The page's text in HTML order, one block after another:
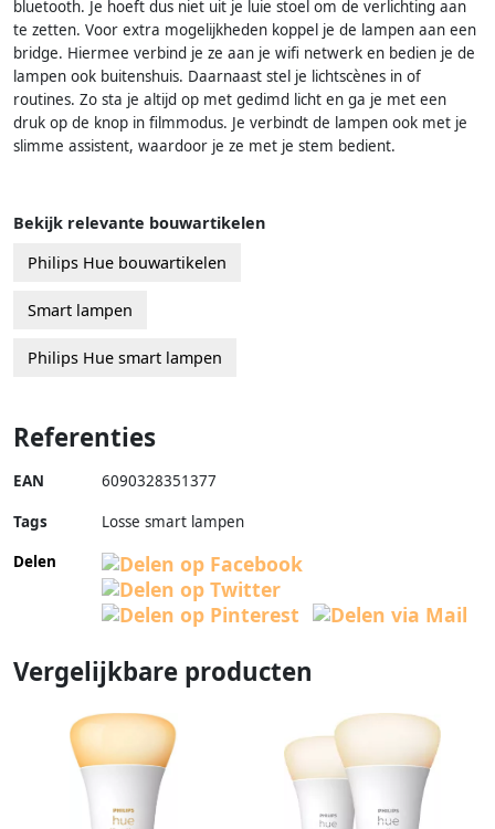
bluetooth. Je hoeft dus niet uit je luie stoel om de verlichting aan
te zetten. Voor extra mogelijkheden koppel je de lampen aan een
bridge. Hiermee verbind je ze aan je wifi netwerk en bedien je de
lampen ook buitenshuis. Daarnaast stel je lichtscènes in of
routines. Zo sta je altijd op met gedimd licht en ga je met een
druk op de knop in filmmodus. Je verbindt de lampen ook met je
slimme assistent, waardoor je ze met je stem bedient.
Bekijk relevante bouwartikelen
Philips Hue bouwartikelen
Smart lampen
Philips Hue smart lampen
Referenties
EAN 6090328351377
Tags
Losse smart lampen
Delen
Vergelijkbare producten